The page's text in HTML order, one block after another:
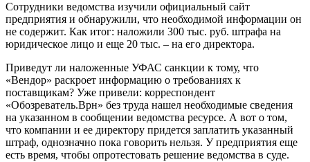
Сотрудники ведомства изучили официальный сайт
предприятия и обнаружили, что необходимой информации он
не содержит. Как итог: наложили 300 тыс. руб. штрафа на
юридическое лицо и еще 20 тыс. – на его директора.
Приведут ли наложенные УФАС санкции к тому, что
«Вендор» раскроет информацию о требованиях к
поставщикам? Уже привели: корреспондент
«Обозреватель.Врн» без труда нашел необходимые сведения
на указанном в сообщении ведомства ресурсе. А вот о том,
что компании и ее директору придется заплатить указанный
штраф, однозначно пока говорить нельзя. У предприятия еще
есть время, чтобы опротестовать решение ведомства в суде.